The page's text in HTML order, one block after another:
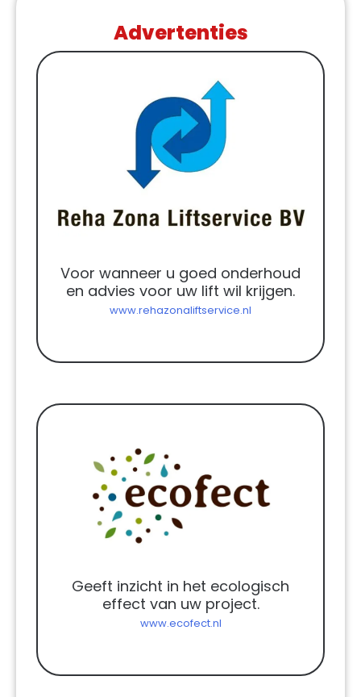
Advertenties
Voor wanneer u goed onderhoud
en advies voor uw lift wil krijgen.
www.rehazonaliftservice.nl
Geeft inzicht in het ecologisch
effect van uw project.
www.ecofect.nl